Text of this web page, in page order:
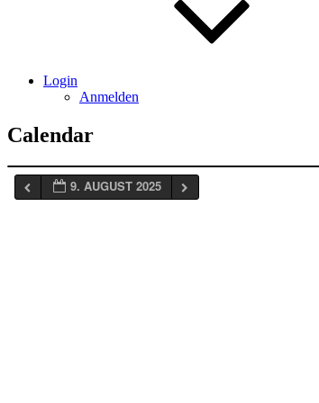
Login
Anmelden
Calendar
9. AUGUST 2025